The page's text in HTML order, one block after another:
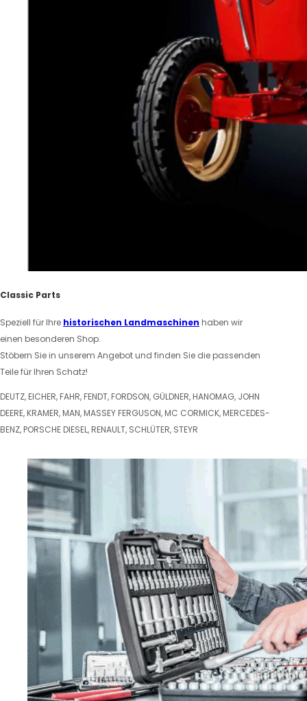
Classic Parts
Speziell für Ihre historischen Landmaschinen haben wir
einen besonderen Shop.
Stöbern Sie in unserem Angebot und finden Sie die passenden
Teile für Ihren Schatz!
DEUTZ, EICHER, FAHR, FENDT, FORDSON, GÜLDNER, HANOMAG, JOHN
DEERE, KRAMER, MAN, MASSEY FERGUSON, MC CORMICK, MERCEDES-
BENZ, PORSCHE DIESEL, RENAULT, SCHLÜTER, STEYR